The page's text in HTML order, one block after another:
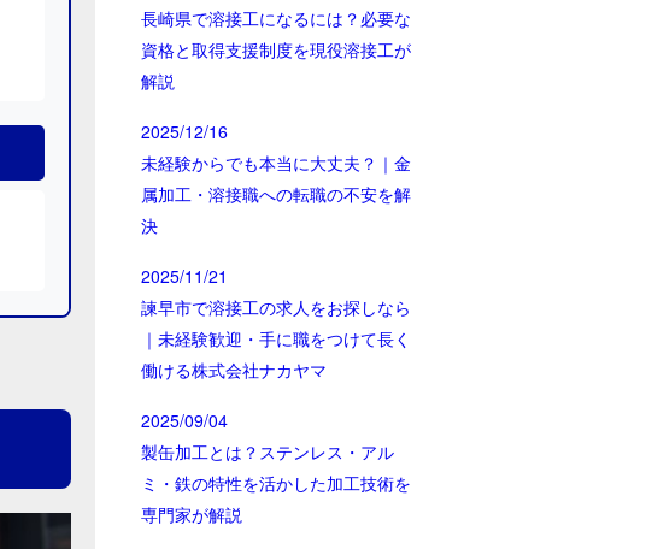
長崎県で溶接工になるには？必要な
資格と取得支援制度を現役溶接工が
解説
2025/12/16
未経験からでも本当に大丈夫？｜金
属加工・溶接職への転職の不安を解
決
2025/11/21
諫早市で溶接工の求人をお探しなら
｜未経験歓迎・手に職をつけて長く
働ける株式会社ナカヤマ
2025/09/04
製缶加工とは？ステンレス・アル
ミ・鉄の特性を活かした加工技術を
専門家が解説